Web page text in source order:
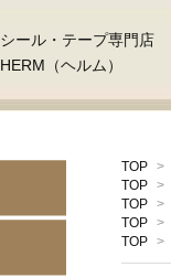
シール・テープ専門店
HERM（ヘルム）
TOP >
TOP >
TOP >
TOP >
TOP >